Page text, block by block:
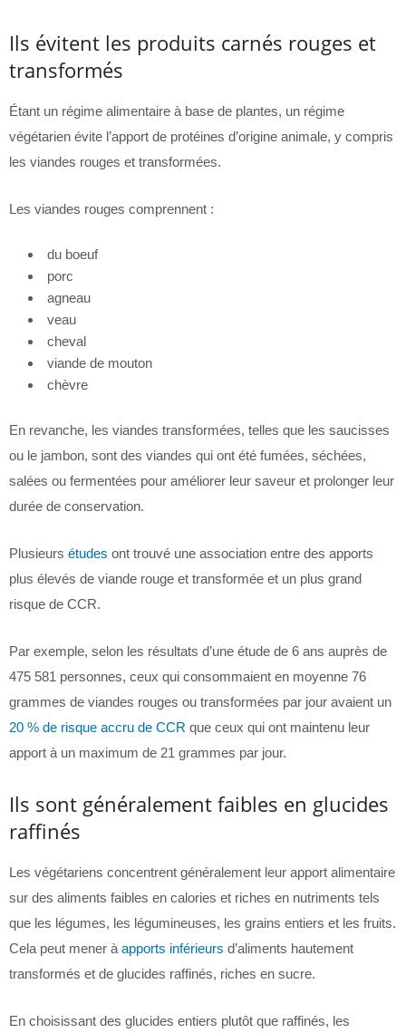
Ils évitent les produits carnés rouges et
transformés
Étant un régime alimentaire à base de plantes, un régime
végétarien évite l’apport de protéines d’origine animale, y compris
les viandes rouges et transformées.
Les viandes rouges comprennent :
du boeuf
porc
agneau
veau
cheval
viande de mouton
chèvre
En revanche, les viandes transformées, telles que les saucisses
ou le jambon, sont des viandes qui ont été fumées, séchées,
salées ou fermentées pour améliorer leur saveur et prolonger leur
durée de conservation.
Plusieurs études ont trouvé une association entre des apports
plus élevés de viande rouge et transformée et un plus grand
risque de CCR.
Par exemple, selon les résultats d’une étude de 6 ans auprès de
475 581 personnes, ceux qui consommaient en moyenne 76
grammes de viandes rouges ou transformées par jour avaient un
20 % de risque accru de CCR que ceux qui ont maintenu leur
apport à un maximum de 21 grammes par jour.
Ils sont généralement faibles en glucides
raffinés
Les végétariens concentrent généralement leur apport alimentaire
sur des aliments faibles en calories et riches en nutriments tels
que les légumes, les légumineuses, les grains entiers et les fruits.
Cela peut mener à apports inférieurs d’aliments hautement
transformés et de glucides raffinés, riches en sucre.
En choisissant des glucides entiers plutôt que raffinés, les